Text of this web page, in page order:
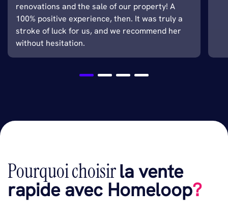
renovations and the sale of our property! A
100% positive experience, then. It was truly a
stroke of luck for us, and we recommend her
without hesitation.
Pourquoi choisirla vente
rapide avec Homeloop?